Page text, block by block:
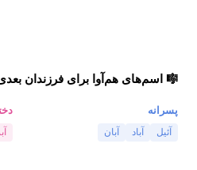
🎼 اسم‌های هم‌آوا برای فرزندان
پسرانه
آئیل آباد آبان